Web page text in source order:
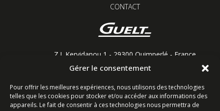
Gérer le consentement
Pour offrir les meilleures expériences, nous utilisons des technologies
telles que les cookies pour stocker et/ou accéder aux informations des
appareils. Le fait de consentir à ces technologies nous permettra de
CONTACT
Z.I. Kervidanou 1 - 29300 Quimperlé - France
Restons connectés